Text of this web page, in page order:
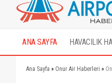
ANA SAYFA HAVACILIK
Ana Sayfa » Onur Air Haberleri »